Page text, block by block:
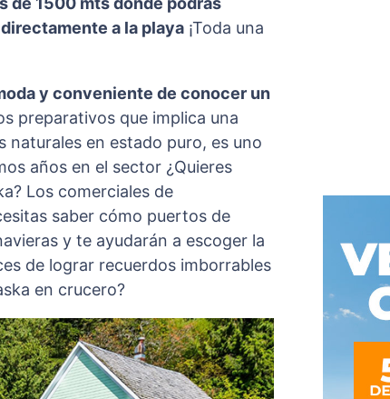
a la playa ¡Toda una
y conveniente de conocer un
preparativos que implica una
naturales en estado puro, es uno
años en el sector ¿Quieres
Los comerciales de
saber cómo puertos de
y te ayudarán a escoger la
de lograr recuerdos imborrables
en crucero?